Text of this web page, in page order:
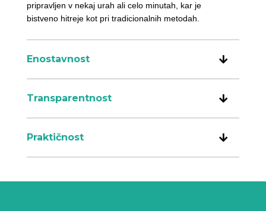
pripravljen v nekaj urah ali celo minutah, kar je
bistveno hitreje kot pri tradicionalnih metodah.
Enostavnost
Transparentnost
Praktičnost